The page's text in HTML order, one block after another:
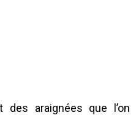
des araignées que l’on